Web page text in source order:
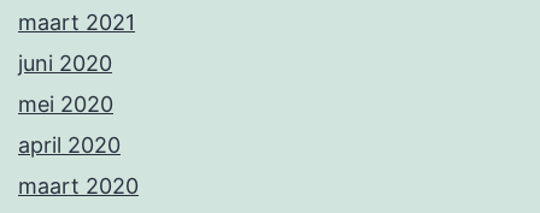
maart 2021
juni 2020
mei 2020
april 2020
maart 2020